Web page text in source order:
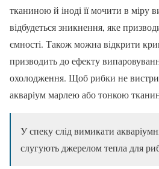
тканиною й іноді її мочити в міру
відбудеться зникнення, яке
ємності. Також можна відкрити
призводить до ефекту
охолодження. Щоб рибки не
акваріум марлею або тонкою
У спеку слід вимикати
слугують джерелом тепла для